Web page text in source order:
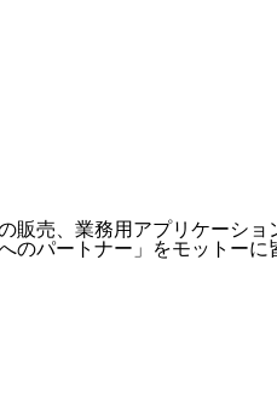
売、業務用アプリケーシ
パートナー」をモットーに